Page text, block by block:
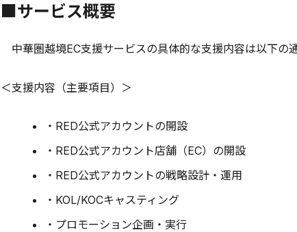
■サービス概要
中華圏越境EC支援サービスの具体的な支援内容は以下の通
＜支援内容（主要項目）＞
・RED公式アカウントの開設
・RED公式アカウント店舗（EC）の開設
・RED公式アカウントの戦略設計・運用
・KOL/KOCキャスティング
・プロモーション企画・実行